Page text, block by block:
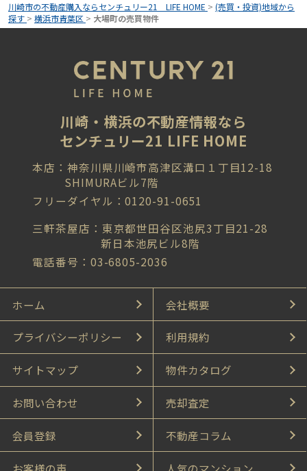
川崎市の不動産購入ならセンチュリー21 LIFE HOME > (売買・投資)地域から
探す > 横浜市青葉区 > 大場町の売買物件
川崎・横浜の不動産情報なら
センチュリー21 LIFE HOME
本店：神奈川県川崎市高津区溝口１丁目12-18
SHIMURAビル7階
フリーダイヤル：0120-91-0651
三軒茶屋店：東京都世田谷区池尻3丁目21-28
新日本池尻ビル8階
電話番号：03-6805-2036
ホーム 会社概要
プライバシーポリシー 利用規約
サイトマップ 物件カタログ
お問い合わせ 売却査定
会員登録 不動産コラム